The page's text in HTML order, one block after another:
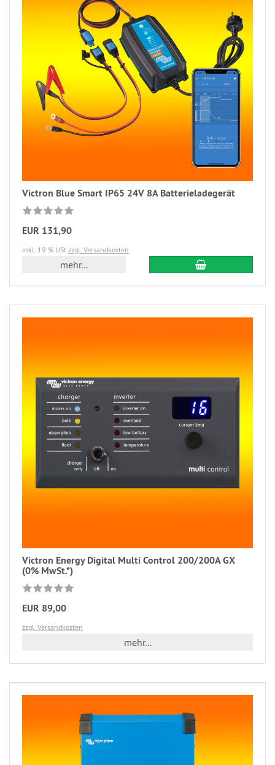
Victron Blue Smart IP65 24V 8A Batterieladegerät
EUR 131,90
inkl. 19 % USt zzgl. Versandkosten
mehr...
Victron Energy Digital Multi Control 200/200A GX
(0% MwSt.*)
EUR 89,00
zzgl. Versandkosten
mehr...